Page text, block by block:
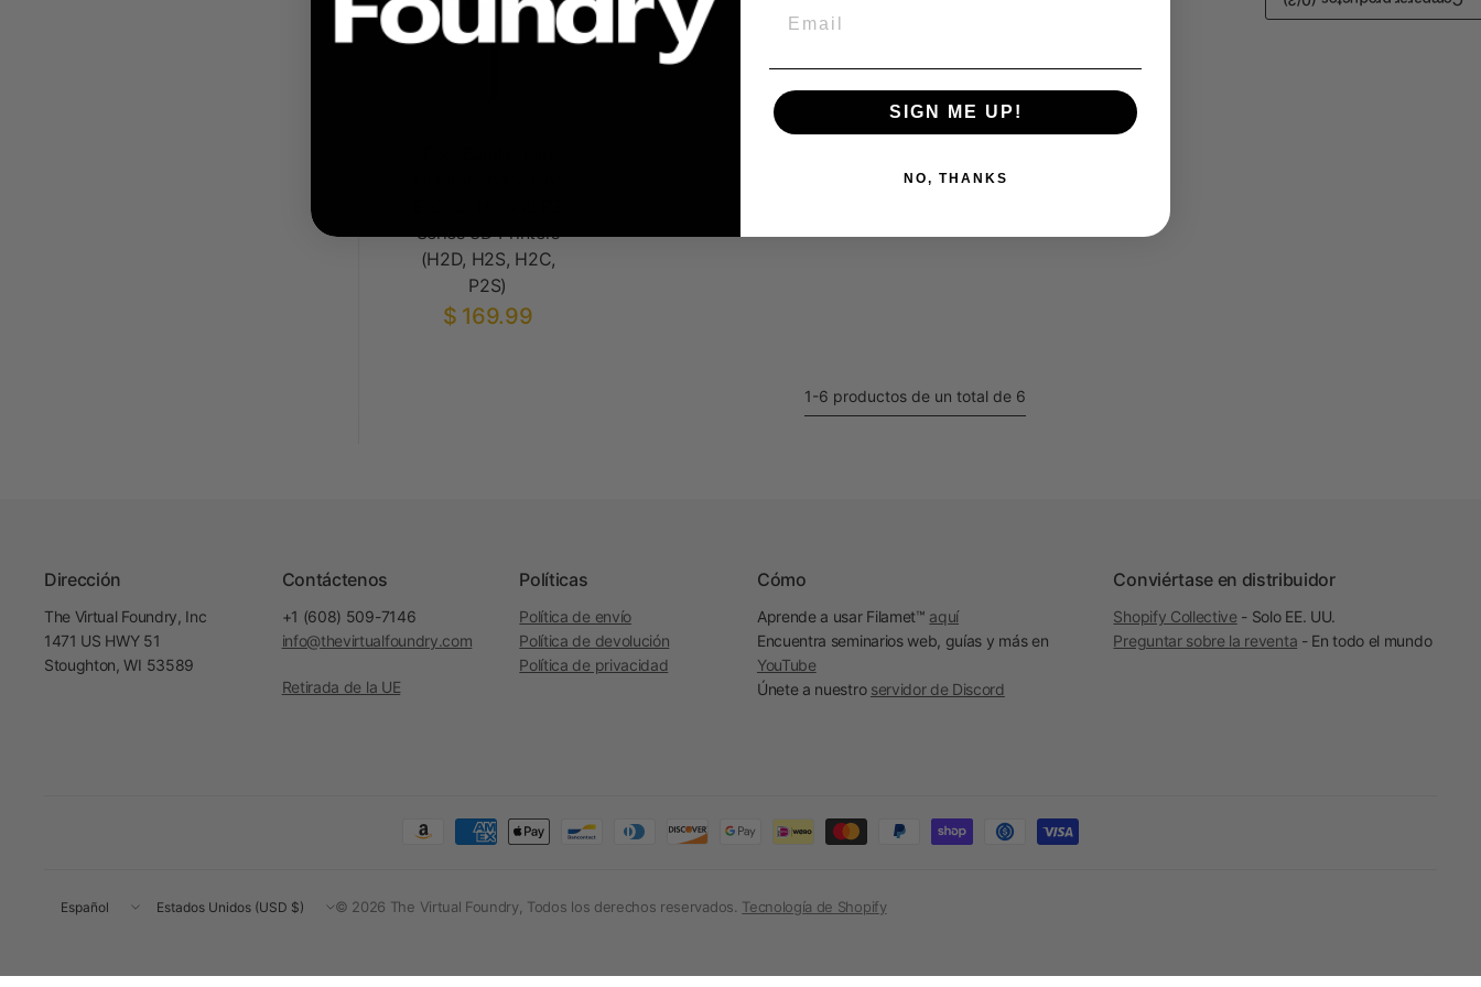
Series 3D Printers
(H2D, H2S, H2C,
P2S)
$ 169.99
1-6 productos de un total de 6
Dirección
The Virtual Foundry, Inc
1471 US HWY 51
Stoughton, WI 53589
Contáctenos
+1 (608) 509-7146
info@thevirtualfoundry.com
Retirada de la UE
Políticas
Política de envío
Política de devolución
Política de privacidad
Cómo
Aprende a usar Filamet™ aquí
Encuentra seminarios web, guías y más en
YouTube
Únete a nuestro servidor de Discord
Conviértase en distribuidor
Shopify Collective - Solo EE. UU.
Preguntar sobre la reventa - En todo el mundo
Actualizar
Actualizar
© 2026 The Virtual Foundry, Todos los derechos reservados. Tecnología de Shopify
SIGN ME UP!
NO, THANKS